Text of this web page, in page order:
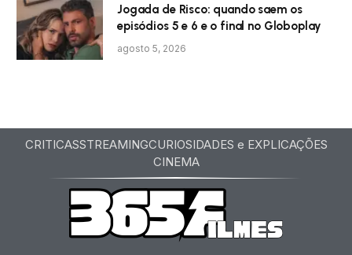
Jogada de Risco: quando saem os
episódios 5 e 6 e o final no Globoplay
agosto 5, 2026
CRITICASSTREAMINGCURIOSIDADES e EXPLICAÇÕES
CINEMA